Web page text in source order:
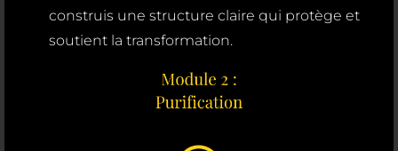
construis une structure claire qui protège et
soutient la transformation.